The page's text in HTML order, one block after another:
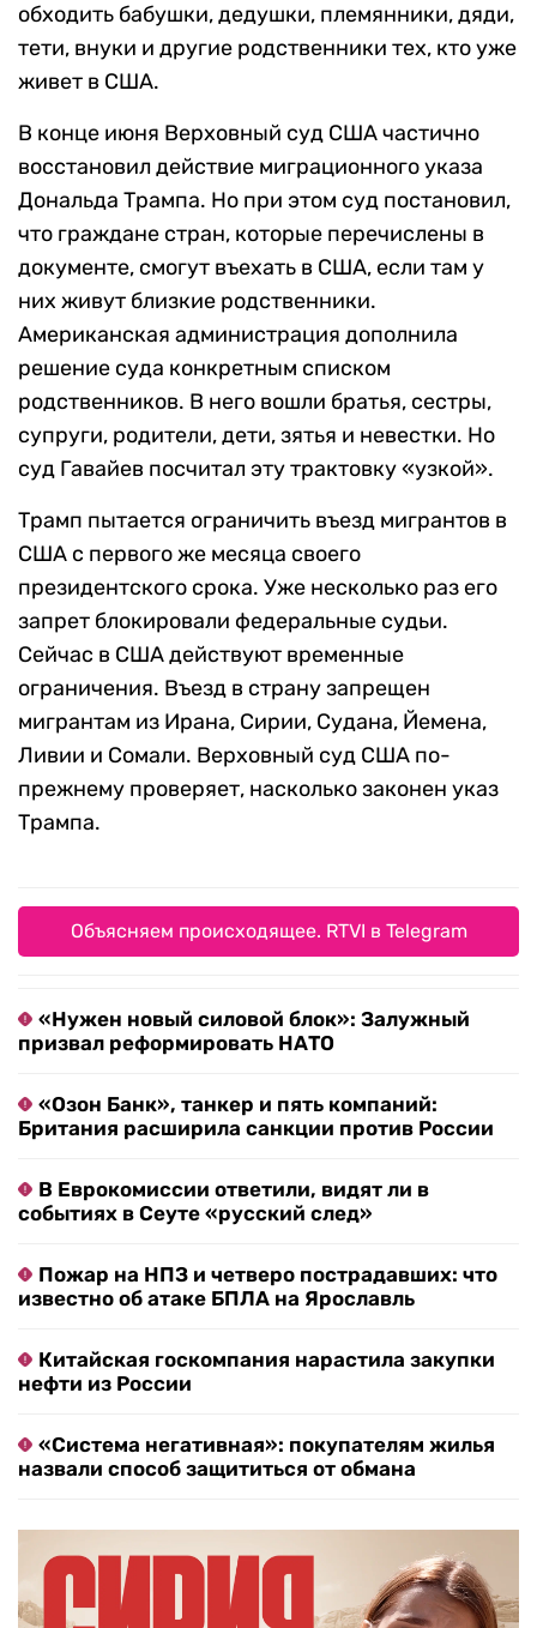
обходить бабушки, дедушки, племянники, дяди,
тети, внуки и другие родственники тех, кто уже
живет в США.
В конце июня Верховный суд США частично
восстановил действие миграционного указа
Дональда Трампа. Но при этом суд постановил,
что граждане стран, которые перечислены в
документе, смогут въехать в США, если там у
них живут близкие родственники.
Американская администрация дополнила
решение суда конкретным списком
родственников. В него вошли братья, сестры,
супруги, родители, дети, зятья и невестки. Но
суд Гавайев посчитал эту трактовку «узкой».
Трамп пытается ограничить въезд мигрантов в
США с первого же месяца своего
президентского срока. Уже несколько раз его
запрет блокировали федеральные судьи.
Сейчас в США действуют временные
ограничения. Въезд в страну запрещен
мигрантам из Ирана, Сирии, Судана, Йемена,
Ливии и Сомали. Верховный суд США по-
прежнему проверяет, насколько законен указ
Трампа.
Объясняем происходящее. RTVI в Telegram
«Нужен новый силовой блок»: Залужный
призвал реформировать НАТО
«Озон Банк», танкер и пять компаний:
Британия расширила санкции против России
В Еврокомиссии ответили, видят ли в
событиях в Сеуте «русский след»
Пожар на НПЗ и четверо пострадавших: что
известно об атаке БПЛА на Ярославль
Китайская госкомпания нарастила закупки
нефти из России
«Система негативная»: покупателям жилья
назвали способ защититься от обмана